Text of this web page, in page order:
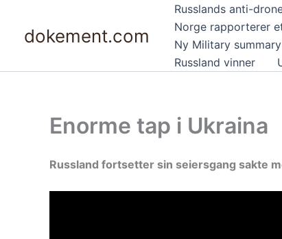
dokement.com
Russlands anti-
Norge rapporterer
Ny Military
Russland vinner
Enorme tap i Ukraina
Russland fortsetter sin seiersgang sakte